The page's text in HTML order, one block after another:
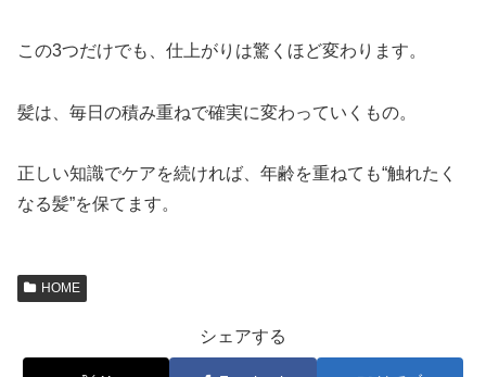
この3つだけでも、仕上がりは驚くほど変わります。
髪は、毎日の積み重ねで確実に変わっていくもの。
正しい知識でケアを続ければ、年齢を重ねても“触れたく
なる髪”を保てます。
HOME
シェアする